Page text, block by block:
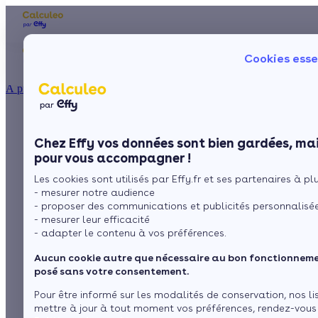
Cookies
Chez Effy vos données sont bien gardées,
pour vous accompagner !
Les cookies sont utilisés par Effy.fr et ses partenaires à
- mesurer notre audience
- proposer des communications et publicités
- mesurer leur efficacité
- adapter le contenu à vos préférences.
Aucun cookie autre que nécessaire au bon
posé sans votre consentement.
Pour être informé sur les modalités de conservation, nos
mettre à jour à tout moment vos préférences, rendez-
À propos
Ma Prime Rénov'
Le chèque énergie
La TVA réduite
L'éco-prêt à taux zéro
Trouver mes aides
Nos conseils
Sol
Fenêtres
Double ou triple,
quel type de vitrage
pour vos fenêtres?
Sommaire
Le coefficient thermique meilleur sur du triple vitrage